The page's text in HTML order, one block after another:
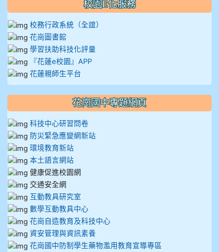
校園E化服務
校務行政系統（全誼）
花崗圖書館
學習扶助科技化評量
『花蓮e校園』APP
花蓮親師生平台
花崗國中專題網頁
科技中心研習問卷
防災緊急應變網新站
環境教育新站
本土語言網站
健康促進校園網
交通安全網
互動教具研究室
數學互動教具中心
花崗自造教育及科技中心
資安管理與資訊素養
花崗國中防制學生藥物濫用教育宣導專區